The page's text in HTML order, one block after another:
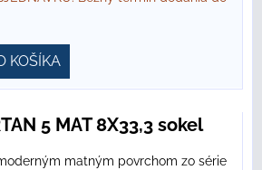
KOŠÍKA
5 MAT 8X33,3 sokel
matným povrchom zo série